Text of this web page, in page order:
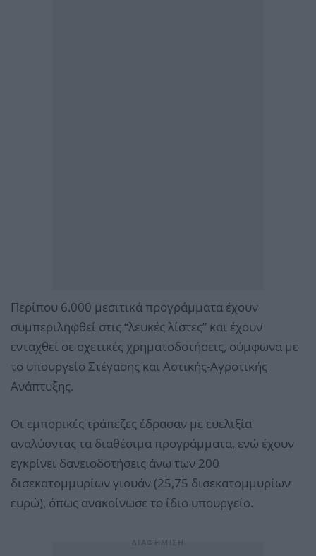
Περίπου 6.000 μεσιτικά προγράμματα έχουν
συμπεριληφθεί στις “λευκές λίστες” και έχουν
ενταχθεί σε σχετικές χρηματοδοτήσεις, σύμφωνα με
το υπουργείο Στέγασης και Αστικής-Αγροτικής
Ανάπτυξης.
Οι εμπορικές τράπεζες έδρασαν με ευελιξία
αναλύοντας τα διαθέσιμα προγράμματα, ενώ έχουν
εγκρίνει δανειοδοτήσεις άνω των 200
δισεκατομμυρίων γιουάν (25,75 δισεκατομμυρίων
ευρώ), όπως ανακοίνωσε το ίδιο υπουργείο.